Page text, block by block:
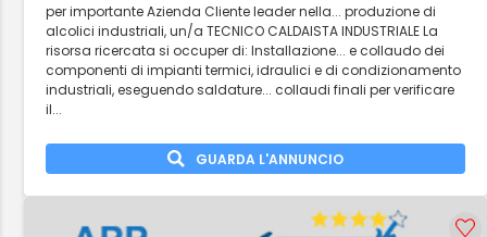
per importante Azienda Cliente leader nella... produzione di
alcolici industriali, un/a TECNICO CALDAISTA INDUSTRIALE La
risorsa ricercata si occuper di: Installazione... e collaudo dei
componenti di impianti termici, idraulici e di condizionamento
industriali, eseguendo saldature... collaudi finali per verificare
il...
GUARDA L'ANNUNCIO